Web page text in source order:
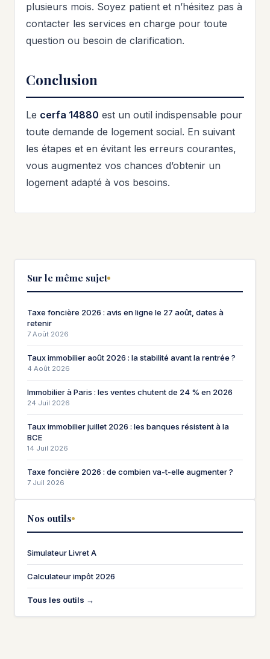
plusieurs mois. Soyez patient et n’hésitez pas à
contacter les services en charge pour toute
question ou besoin de clarification.
Conclusion
Le cerfa 14880 est un outil indispensable pour
toute demande de logement social. En suivant
les étapes et en évitant les erreurs courantes,
vous augmentez vos chances d’obtenir un
logement adapté à vos besoins.
Sur le même sujet
Taxe foncière 2026 : avis en ligne le 27 août, dates à
retenir
7 Août 2026
Taux immobilier août 2026 : la stabilité avant la rentrée ?
4 Août 2026
Immobilier à Paris : les ventes chutent de 24 % en 2026
24 Juil 2026
Taux immobilier juillet 2026 : les banques résistent à la
BCE
14 Juil 2026
Taxe foncière 2026 : de combien va-t-elle augmenter ?
7 Juil 2026
Nos outils
Simulateur Livret A
Calculateur impôt 2026
Tous les outils →